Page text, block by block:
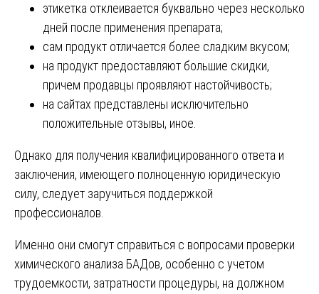
этикетка отклеивается буквально через несколько
дней после применения препарата;
сам продукт отличается более сладким вкусом;
на продукт предоставляют большие скидки,
причем продавцы проявляют настойчивость;
на сайтах представлены исключительно
положительные отзывы, иное.
Однако для получения квалифицированного ответа и
заключения, имеющего полноценную юридическую
силу, следует заручиться поддержкой
профессионалов.
Именно они смогут справиться с вопросами проверки
химического анализа БАДов, особенно с учетом
трудоемкости, затратности процедуры, на должном